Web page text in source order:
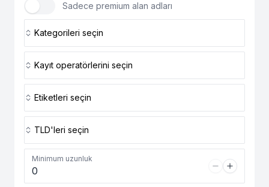
Sadece premium alan adları
Kategorileri seçin
Kayıt operatörlerini seçin
Etiketleri seçin
TLD'leri seçin
Minimum uzunluk